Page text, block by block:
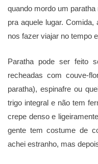
quando mordo um
pra aquele lugar.
nos fazer viajar no tempo
Paratha pode ser feito
recheadas com couve-
paratha), espinafre ou
trigo integral e não tem
crepe denso e
gente tem costume de
achei estranho, mas